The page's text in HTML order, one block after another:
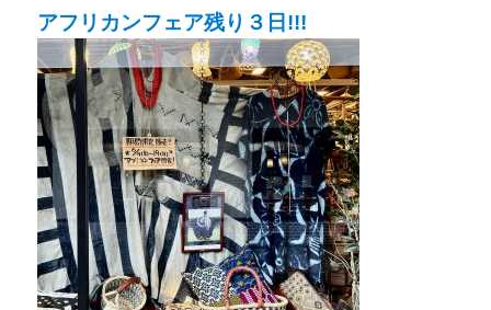
アフリカンフェア残り３日!!!